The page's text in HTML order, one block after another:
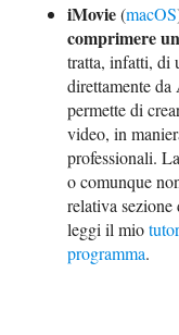
iMovie(macOS
comprimere
tratta, infatti, di
direttamente
permette di
video, in
professionali.
o comunque
relativa
leggi il mio
programma.